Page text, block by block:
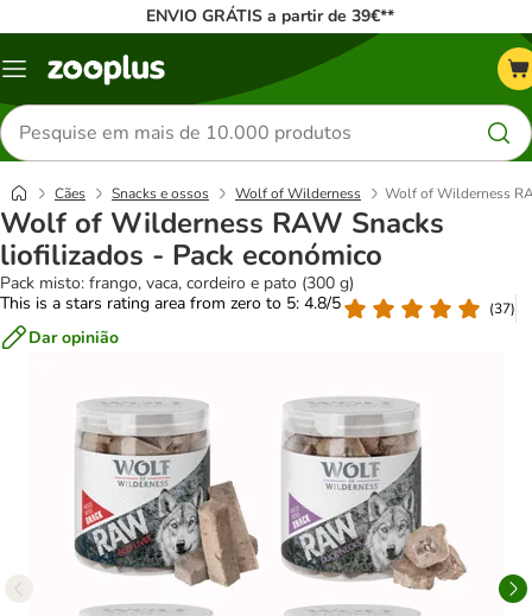
ENVIO GRÁTIS a partir de 39€**
Menu
Pesquisar
produtos
Cães Snacks e ossos Wolf of Wilderness Wolf of Wilderness
Wolf of Wilderness RAW Snacks
liofilizados - Pack económico
Pack misto: frango, vaca, cordeiro e pato (300 g)
This is a stars rating area from zero to 5: 4.8/5
(37)
Dar opinião